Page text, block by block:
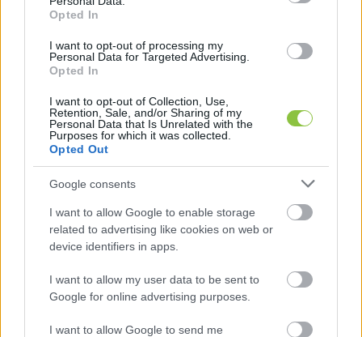
Opted In
I want to opt-out of processing my
Personal Data for Targeted Advertising.
Opted In
I want to opt-out of Collection, Use,
Retention, Sale, and/or Sharing of my
Personal Data that Is Unrelated with the
Purposes for which it was collected.
Opted Out
Google consents
I want to allow Google to enable storage
related to advertising like cookies on web or
device identifiers in apps.
I want to allow my user data to be sent to
Google for online advertising purposes.
I want to allow Google to send me
Megszüntették a büntetőeljárást a
Hatvanpusztán Hadházynak hajtó
biztonsági őr ügyében (videóval)
Augusztusban még közúti veszélyeztetés bűntettének
gyanúsítottal, Mészáros Lőrinc biztonsági
Lapszemle